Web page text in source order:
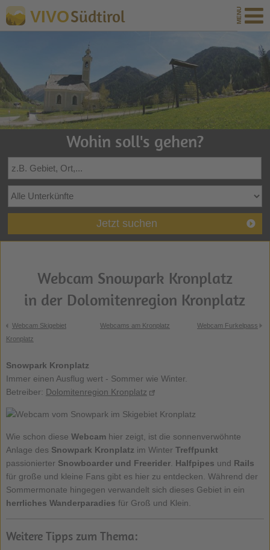
VIVOSüdtirol
Wohin soll's gehen?
Jetzt suchen
Webcam Snowpark Kronplatz
in der Dolomitenregion Kronplatz
Webcam Skigebiet
Kronplatz
Webcams am Kronplatz Webcam Furkelpass
Snowpark Kronplatz
Immer einen Ausflug wert - Sommer wie Winter.
Betreiber: Dolomitenregion Kronplatz
Wie schon diese Webcamhier zeigt, ist die sonnenverwöhnte
Anlage des Snowpark Kronplatz im Winter Treffpunkt
passionierter Snowboarder und Freerider. Halfpipes und Rails
für große und kleine Fans gibt es hier zu entdecken. Während der
Sommermonate hingegen verwandelt sich dieses Gebiet in ein
herrliches Wanderparadies für Groß und Klein.
Weitere Tipps zum Thema: